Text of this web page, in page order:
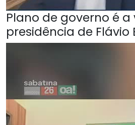
Plano de governo é a
presidência de Flávio